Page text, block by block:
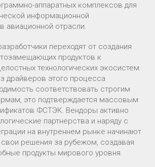
аппаратных комплексов для
информационной
авиационной отрасли.
переходят от создания
продуктов к
технологических экосистем
драйверов этого процесса
соответствовать строгим
это подтверждается массовым
ФСТЭК. Вендоры активно
партнерства и наряду с
на внутреннем рынке начинают
решения за рубежом, создавая
продукты мирового уровня.